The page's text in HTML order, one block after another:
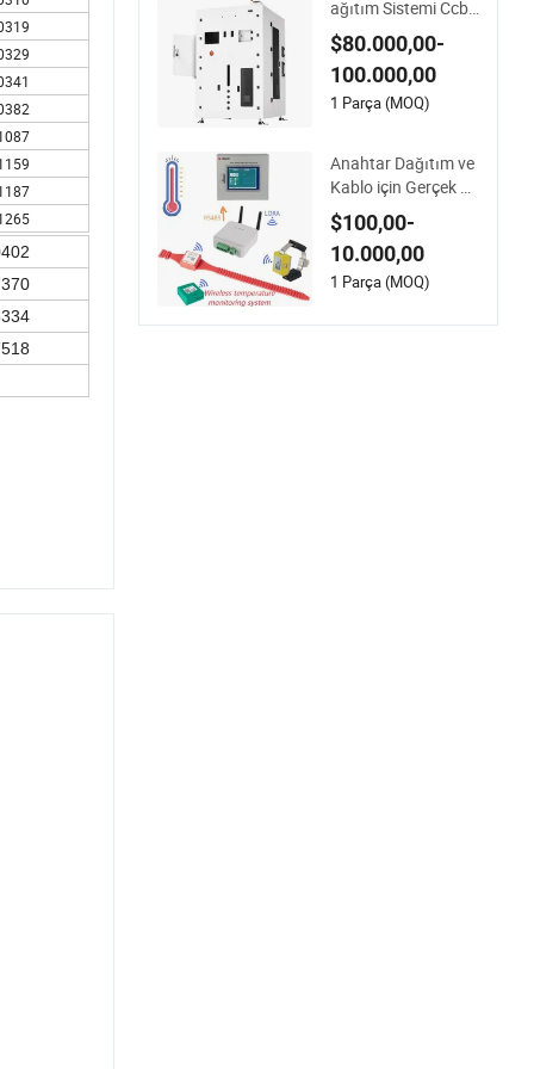
ağıtım Sistemi Ccb
Temiz Bağlantı Kabi
ni Endüstriyel Uygul
amalar için
$80.000,00-
100.000,00
1 Parça (MOQ)
Anahtar Dağıtım ve
Kablo için Gerçek Za
manlı Kablosuz Sıc
aklık İzleme Sistemi
$100,00-
10.000,00
1 Parça (MOQ)